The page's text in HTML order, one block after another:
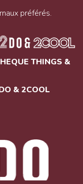
préférés.
THINGS &
& 2COOL